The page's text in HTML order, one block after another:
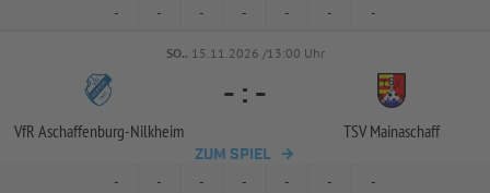
- - - - - - -
SO.. 15.11.2026 /13:00 Uhr
VfR Aschaffenburg-Nilkheim
- : -
TSV Mainaschaff
ZUM SPIEL
- - - - - - -